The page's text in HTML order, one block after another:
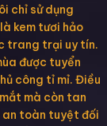
chỉ sử dụng
kem tươi hảo
trang trại uy tín.
được tuyển
công tỉ mỉ. Điều
mà còn tan
an toàn tuyệt đối